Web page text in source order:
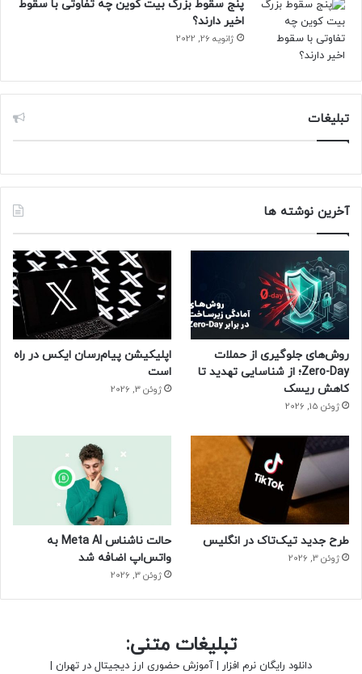
پنج سقوط بزرگ بیت کوین چه تفاوتی با سقوط
اخیر دارند؟
ژانویه 26, 2022
تبلیغات
آخرین نوشته ها
روش‌های جلوگیری از حملات
Zero-Day؛ از شناسایی تهدید تا
کاهش ریسک
ژوئن 15, 2026
اپلیکیشن پیام‌رسان ایکس در راه
است
ژوئن 3, 2026
طرح جدید تیک‌تاک در انگلیس
ژوئن 3, 2026
حالت ناشناس Meta AI به
واتس‌اپ اضافه شد
ژوئن 3, 2026
تبلیغات متنی:
دانلود رایگان نرم افزار | آموزش حضوری ارز دیجیتال در تهران |